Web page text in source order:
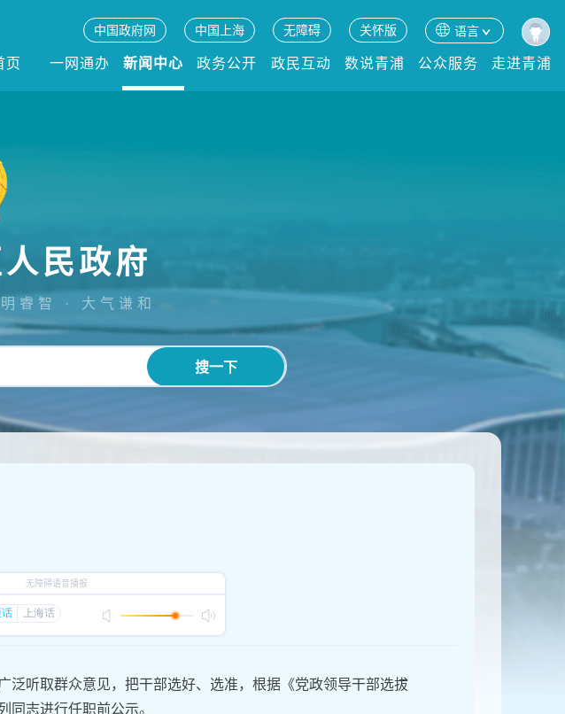
中国政府网 中国上海 无障碍 关怀版 语言
页 一网通办 新闻中心 政务公开 政民互动 数说青浦 公众服务 走进青浦
民政府
睿智 · 大气谦和
搜一下
泛听取群众意见，把干部选好、选准，根据《党政领导干部选拔
同志进行任职前公示。